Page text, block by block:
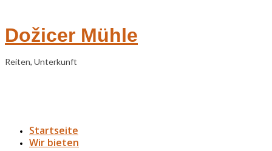
Dožicer Mühle
Reiten, Unterkunft
Startseite
Wir bieten